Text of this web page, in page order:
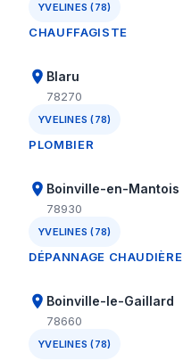
YVELINES (78)
CHAUFFAGISTE
Blaru
78270
YVELINES (78)
PLOMBIER
Boinville-en-Mantois
78930
YVELINES (78)
DÉPANNAGE CHAUDIÈRE
Boinville-le-Gaillard
78660
YVELINES (78)